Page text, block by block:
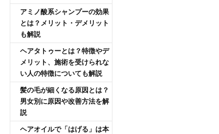
アミノ酸系シャンプーの効果
とは？メリット・デメリット
も解説
ヘアタトゥーとは？特徴やデ
メリット、施術を受けられな
い人の特徴についても解説
髪の毛が細くなる原因とは？
男女別に原因や改善方法を解
説
ヘアオイルで「はげる」は本